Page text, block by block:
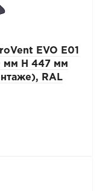
EVO E01
мм Н 447 мм
RAL